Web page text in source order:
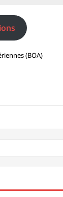
(BOA)